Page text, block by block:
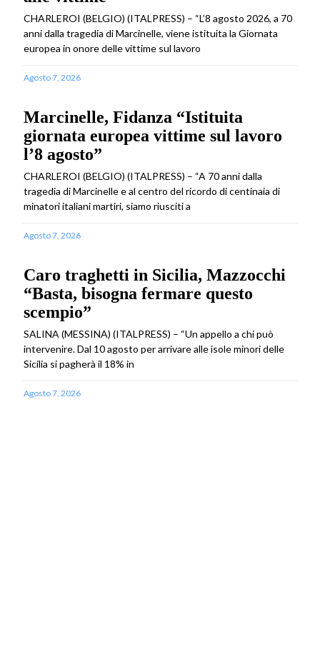
CHARLEROI (BELGIO) (ITALPRESS) – “L’8 agosto 2026, a 70
anni dalla tragedia di Marcinelle, viene istituita la Giornata
europea in onore delle vittime sul lavoro
Agosto 7, 2026
Marcinelle, Fidanza “Istituita
giornata europea vittime sul lavoro
l’8 agosto”
CHARLEROI (BELGIO) (ITALPRESS) – “A 70 anni dalla
tragedia di Marcinelle e al centro del ricordo di centinaia di
minatori italiani martiri, siamo riusciti a
Agosto 7, 2026
Caro traghetti in Sicilia, Mazzocchi
“Basta, bisogna fermare questo
scempio”
SALINA (MESSINA) (ITALPRESS) – “Un appello a chi può
intervenire. Dal 10 agosto per arrivare alle isole minori delle
Sicilia si pagherà il 18% in
Agosto 7, 2026